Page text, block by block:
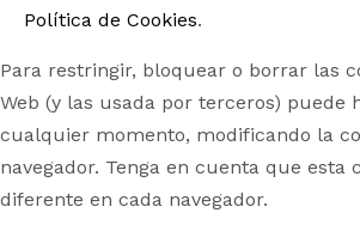
Política de Cookies.
Para restringir, bloquear o borrar las
Web (y las usada por terceros) puede
cualquier momento, modificando la
navegador. Tenga en cuenta que esta
diferente en cada navegador.